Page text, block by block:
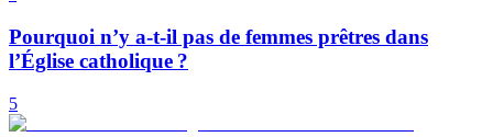
Pourquoi n’y a-t-il pas de femmes prêtres dans
l’Église catholique ?
5